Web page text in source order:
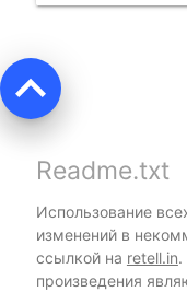
keyboard_arrow_up
Readme.txt
Использование
изменений в
ссылкой на retell.in.
произведения